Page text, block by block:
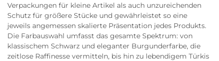
Verpackungen für kleine Artikel als auch unzureichenden
Schutz für größere Stücke und gewährleistet so eine
jeweils angemessen skalierte Präsentation jedes Produkts.
Die Farbauswahl umfasst das gesamte Spektrum: von
klassischem Schwarz und eleganter Burgunderfarbe, die
zeitlose Raffinesse vermitteln, bis hin zu lebendigem Türkis